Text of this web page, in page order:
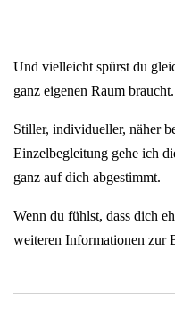
Und vielleicht spürst du
ganz eigenen Raum braucht.
Stiller, individueller, näher
Einzelbegleitung gehe ich
ganz auf dich abgestimmt.
Wenn du fühlst, dass dich
weiteren Informationen zur